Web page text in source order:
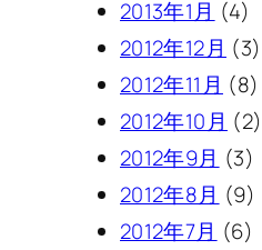
2013年1月 (4)
2012年12月 (3)
2012年11月 (8)
2012年10月 (2)
2012年9月 (3)
2012年8月 (9)
2012年7月 (6)